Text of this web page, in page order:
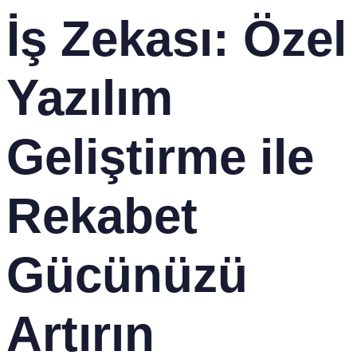
İş Zekası: Özel
Yazılım
Geliştirme ile
Rekabet
Gücünüzü
Artırın